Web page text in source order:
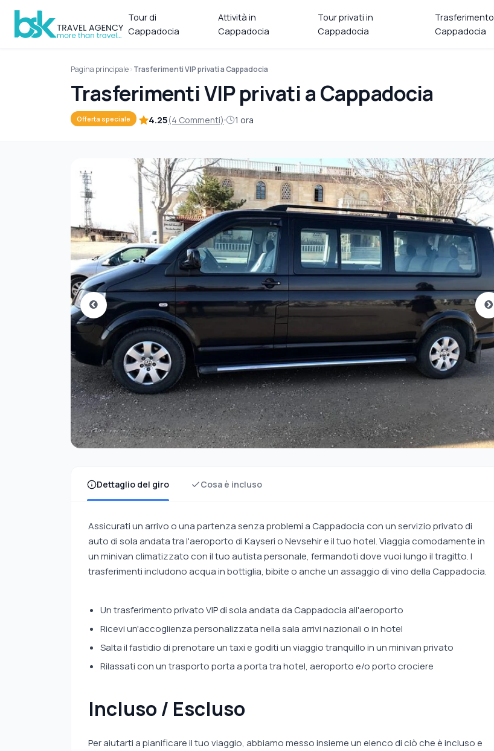
Tour di
Cappadocia
Attività in
Cappadocia
Tour privati in
Cappadocia
Trasferimento
Cappadocia
Pagina principale Trasferimenti VIP privati a Cappadocia
Trasferimenti VIP privati a Cappadocia
Offerta speciale 4.25(4 Commenti) 1 ora
Dettaglio del giro Cosa è incluso
Assicurati un arrivo o una partenza senza problemi a Cappadocia con un servizio privato di
auto di sola andata tra l'aeroporto di Kayseri o Nevsehir e il tuo hotel. Viaggia comodamente in
un minivan climatizzato con il tuo autista personale, fermandoti dove vuoi lungo il tragitto. I
trasferimenti includono acqua in bottiglia, bibite o anche un assaggio di vino della Cappadocia.
Un trasferimento privato VIP di sola andata da Cappadocia all'aeroporto
Ricevi un'accoglienza personalizzata nella sala arrivi nazionali o in hotel
Salta il fastidio di prenotare un taxi e goditi un viaggio tranquillo in un minivan privato
Rilassati con un trasporto porta a porta tra hotel, aeroporto e/o porto crociere
Incluso / Escluso
Per aiutarti a pianificare il tuo viaggio, abbiamo messo insieme un elenco di ciò che è incluso e